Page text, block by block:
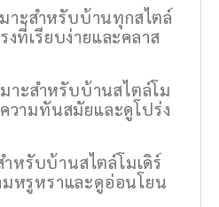
าะสำหรับบ้านทุกสไตล์
งที่เรียบง่ายและคลาส
าะสำหรับบ้านสไตล์โม
วามทันสมัยและดูโปร่ง
ำหรับบ้านสไตล์โมเดิร์
หรูหราและดูอ่อนโยน